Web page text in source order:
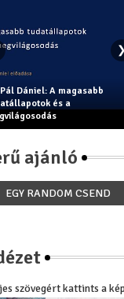
- Az öt tibeti
Dr. Pál
❯
ajánló
EGY RANDOM CSEND
szövegért kattints a